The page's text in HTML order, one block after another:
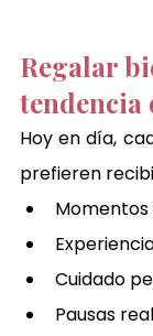
Regalar
tendencia
Hoy en día,
prefieren
Cuidado
Pausas